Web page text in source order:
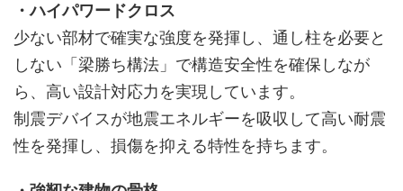
・ハイパワードクロス
少ない部材で確実な強度を発揮し、通し柱を必要と
しない「梁勝ち構法」で構造安全性を確保しなが
ら、高い設計対応力を実現しています。
制震デバイスが地震エネルギーを吸収して高い耐震
性を発揮し、損傷を抑える特性を持ちます。